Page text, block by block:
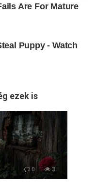
ezek is
0 3